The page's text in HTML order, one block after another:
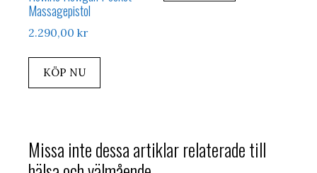
Massagepistol
2.290,00 kr
KÖP NU
Missa inte dessa artiklar relaterade till